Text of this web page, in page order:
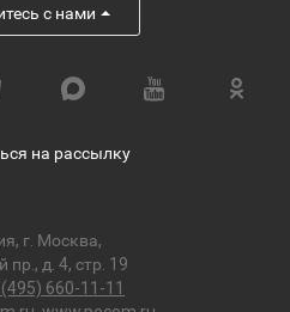
с нами
на рассылку
г. Москва,
пр., д. 4, стр. 19
660-11-11